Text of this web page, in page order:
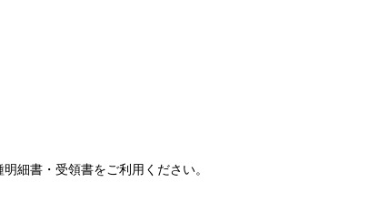
細書・受領書をご利用ください。